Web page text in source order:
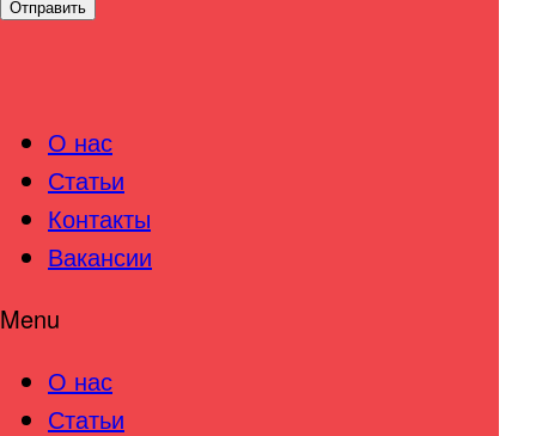
О нас
Статьи
Контакты
Вакансии
Menu
О нас
Статьи